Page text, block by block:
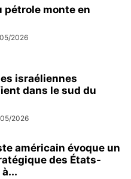
pétrole monte en
2026
israéliennes
dans le sud du
2026
américain évoque un
des États-